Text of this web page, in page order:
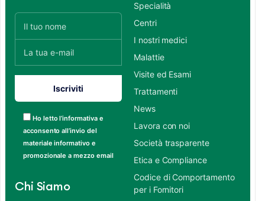
Ho letto l’informativa e
acconsento all’invio del
materiale informativo e
promozionale a mezzo email
Chi Siamo
Specialità
Centri
I nostri medici
Malattie
Visite ed Esami
Trattamenti
News
Lavora con noi
Società trasparente
Etica e Compliance
Codice di Comportamento
per i Fornitori